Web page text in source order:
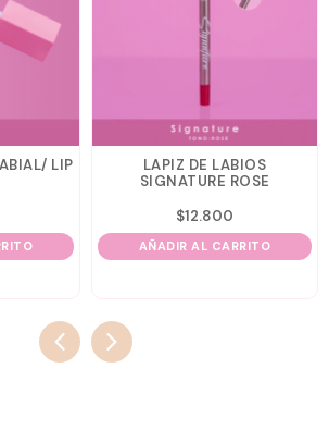
LIP
LAPIZ DE LABIOS
SIGNATURE ROSE
$12.800
AÑADIR AL CARRITO